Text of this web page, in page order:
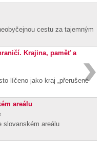
cestu za tajemným
Krajina, paměť a
líčeno jako kraj „přerušené
areálu
slovanském areálu